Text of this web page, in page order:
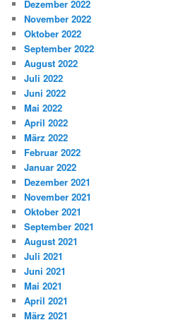
Dezember 2022
November 2022
Oktober 2022
September 2022
August 2022
Juli 2022
Juni 2022
Mai 2022
April 2022
März 2022
Februar 2022
Januar 2022
Dezember 2021
November 2021
Oktober 2021
September 2021
August 2021
Juli 2021
Juni 2021
Mai 2021
April 2021
März 2021